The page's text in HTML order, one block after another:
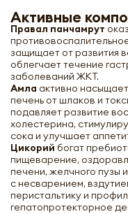
Активные
Правал панчамрут
защищает от развития
облегчает течение
заболеваний ЖКТ.
Амла активно
печень от шлаков и
подавляет развитие
холестерина,
сока и улучшает
Цикорий богат
пищеварение,
печени, желчного пузы
с несварением,
перистальтику и
гепатопротекторное